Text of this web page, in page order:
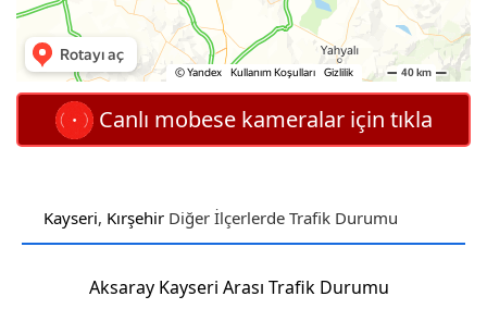
Canlı mobese kameralar için tıkla
Kayseri, Kırşehir Diğer İlçerlerde Trafik Durumu
Aksaray Kayseri Arası Trafik Durumu